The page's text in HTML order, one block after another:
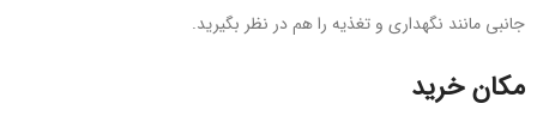
جانبی مانند نگهداری و تغذیه را هم در نظر بگیرید.
مکان خرید